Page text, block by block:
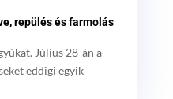
repülés és farmolás
Július 28-án a
eddigi egyik